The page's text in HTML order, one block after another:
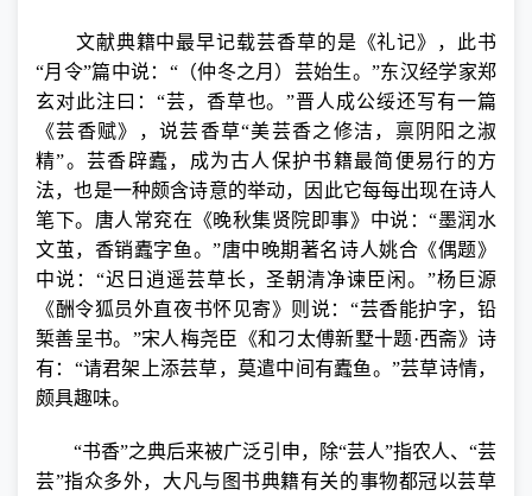
文献典籍中最早记载芸香草的是《礼记》，此书
“月令”篇中说：“（仲冬之月）芸始生。”东汉经学家郑
玄对此注曰：“芸，香草也。”晋人成公绥还写有一篇
《芸香赋》，说芸香草“美芸香之修洁，禀阴阳之淑
精”。芸香辟蠹，成为古人保护书籍最简便易行的方
法，也是一种颇含诗意的举动，因此它每每出现在诗人
笔下。唐人常兖在《晚秋集贤院即事》中说：“墨润水
文茧，香销蠹字鱼。”唐中晚期著名诗人姚合《偶题》
中说：“迟日逍遥芸草长，圣朝清净谏臣闲。”杨巨源
《酬令狐员外直夜书怀见寄》则说：“芸香能护字，铅
椠善呈书。”宋人梅尧臣《和刁太傅新墅十题·西斋》诗
有：“请君架上添芸草，莫遣中间有蠹鱼。”芸草诗情，
颇具趣味。
“书香”之典后来被广泛引申，除“芸人”指农人、“芸
芸”指众多外，大凡与图书典籍有关的事物都冠以芸草